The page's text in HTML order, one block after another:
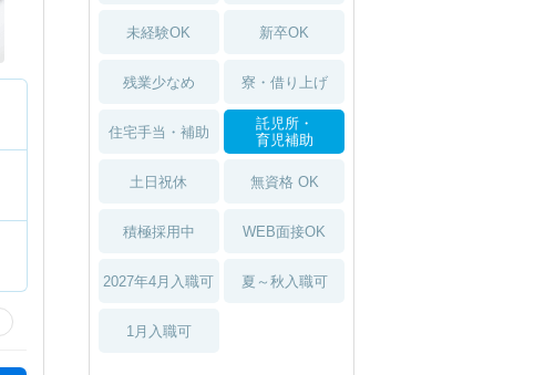
未経験OK 新卒OK
残業少なめ 寮・借り上げ
住宅手当・補助
託児所・
育児補助
土日祝休 無資格 OK
積極採用中 WEB面接OK
2027年4月入職可 夏～秋入職可
1月入職可